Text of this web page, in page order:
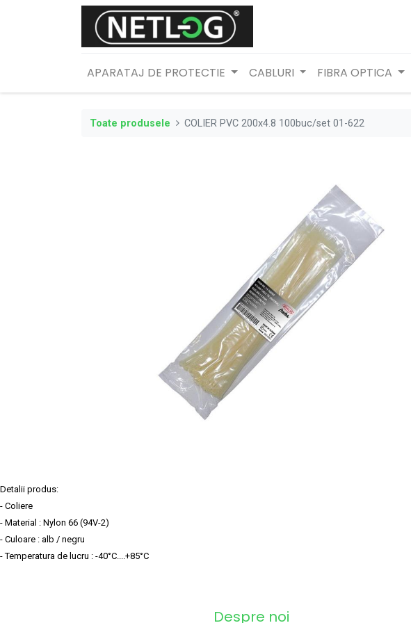
APARATAJ DE PROTECTIE CABLURI FIBRA OPTICA
Toate produsele COLIER PVC 200x4.8 100buc/set 01-622
Detalii produs:
- Coliere
- Material : Nylon 66 (94V-2)
- Culoare : alb / negru
- Temperatura de lucru : -40°C....+85°C
Despre noi